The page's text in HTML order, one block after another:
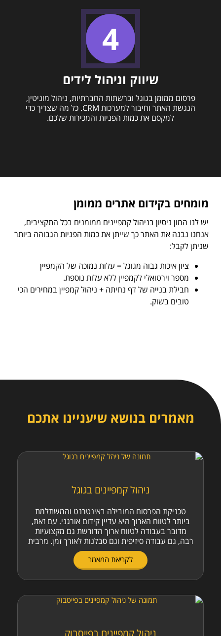
שיווק וניהול לידים
פרסום ממומן בגוגל וברשתות החברתיות, ניהול מוניטין,
הנגשת האתר וחיבור למערכות CRM. כל מה שצריך כדי
למקסם את כמות הפניות והמכירות שלכם.
מומחים בקידום אתרים ממומן
יש לנו המון ניסיון בניהול קמפיינים ממומנים בכל התקציבים,
אנחנו נבנה את האתר כך שייתן את כמות הפניות הגבוהה ביותר
שניתן לקבל:
ציון איכות גבוה מגוגל = עלות נמוכה של הקמפיין
מספר וירטואלי לקמפיין ללא עלות נוספת.
חבילת בנייה של דף נחיתה + ניהול קמפיין במחירים הכי
טובים בשוק.
מאמרים בנושא שיעניינו אתכם
ניהול קמפיינים בגוגל
טכניקת הפרסום המובילה באינטרנט והמשתלמת
ביותר לטווח הארוך היא עדיין קידום אורגני. עם זאת,
מדובר בעבודה לטווח ארוך הדורשת גם מקצועיות
רבה, גם עבודה סיזיפית וגם סבלנות לאורך זמן. מרבית
לקריאת המאמר
ניהול קמפיינים בפייסבוק